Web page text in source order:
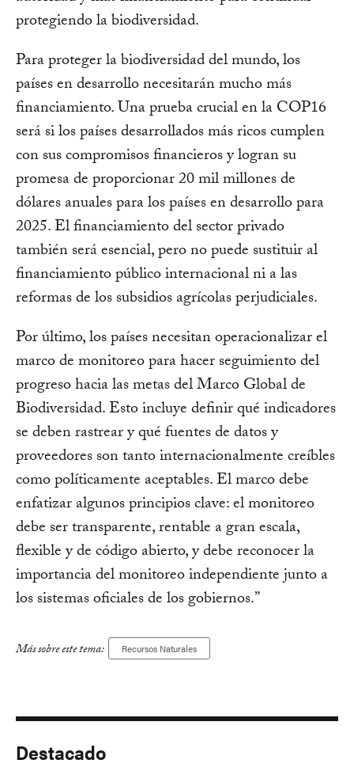
protegiendo la biodiversidad.
Para proteger la biodiversidad del mundo, los
países en desarrollo necesitarán mucho más
financiamiento. Una prueba crucial en la COP16
será si los países desarrollados más ricos cumplen
con sus compromisos financieros y logran su
promesa de proporcionar 20 mil millones de
dólares anuales para los países en desarrollo para
2025. El financiamiento del sector privado
también será esencial, pero no puede sustituir al
financiamiento público internacional ni a las
reformas de los subsidios agrícolas perjudiciales.
Por último, los países necesitan operacionalizar el
marco de monitoreo para hacer seguimiento del
progreso hacia las metas del Marco Global de
Biodiversidad. Esto incluye definir qué indicadores
se deben rastrear y qué fuentes de datos y
proveedores son tanto internacionalmente creíbles
como políticamente aceptables. El marco debe
enfatizar algunos principios clave: el monitoreo
debe ser transparente, rentable a gran escala,
flexible y de código abierto, y debe reconocer la
importancia del monitoreo independiente junto a
los sistemas oficiales de los gobiernos.”
Más sobre este tema: Recursos Naturales
Destacado